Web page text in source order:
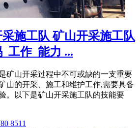
施工队 矿山开采施工队
工作_能力 ...
矿山开采过程中不可或缺的一支重要
山的开采、施工和维护工作,需要具备
。以下是矿山开采施工队的技能要
8511